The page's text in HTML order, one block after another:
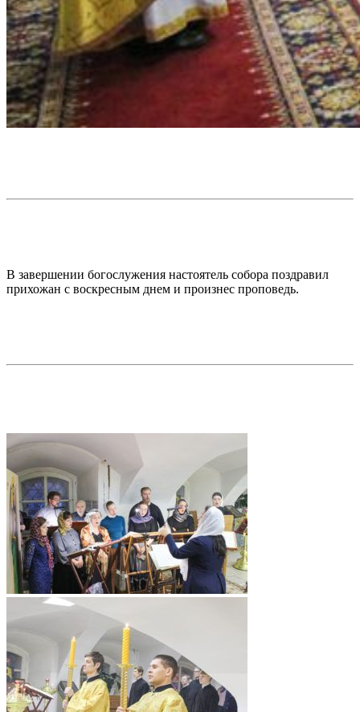
В завершении богослужения настоятель собора поздравил
прихожан с воскресным днем и произнес проповедь.